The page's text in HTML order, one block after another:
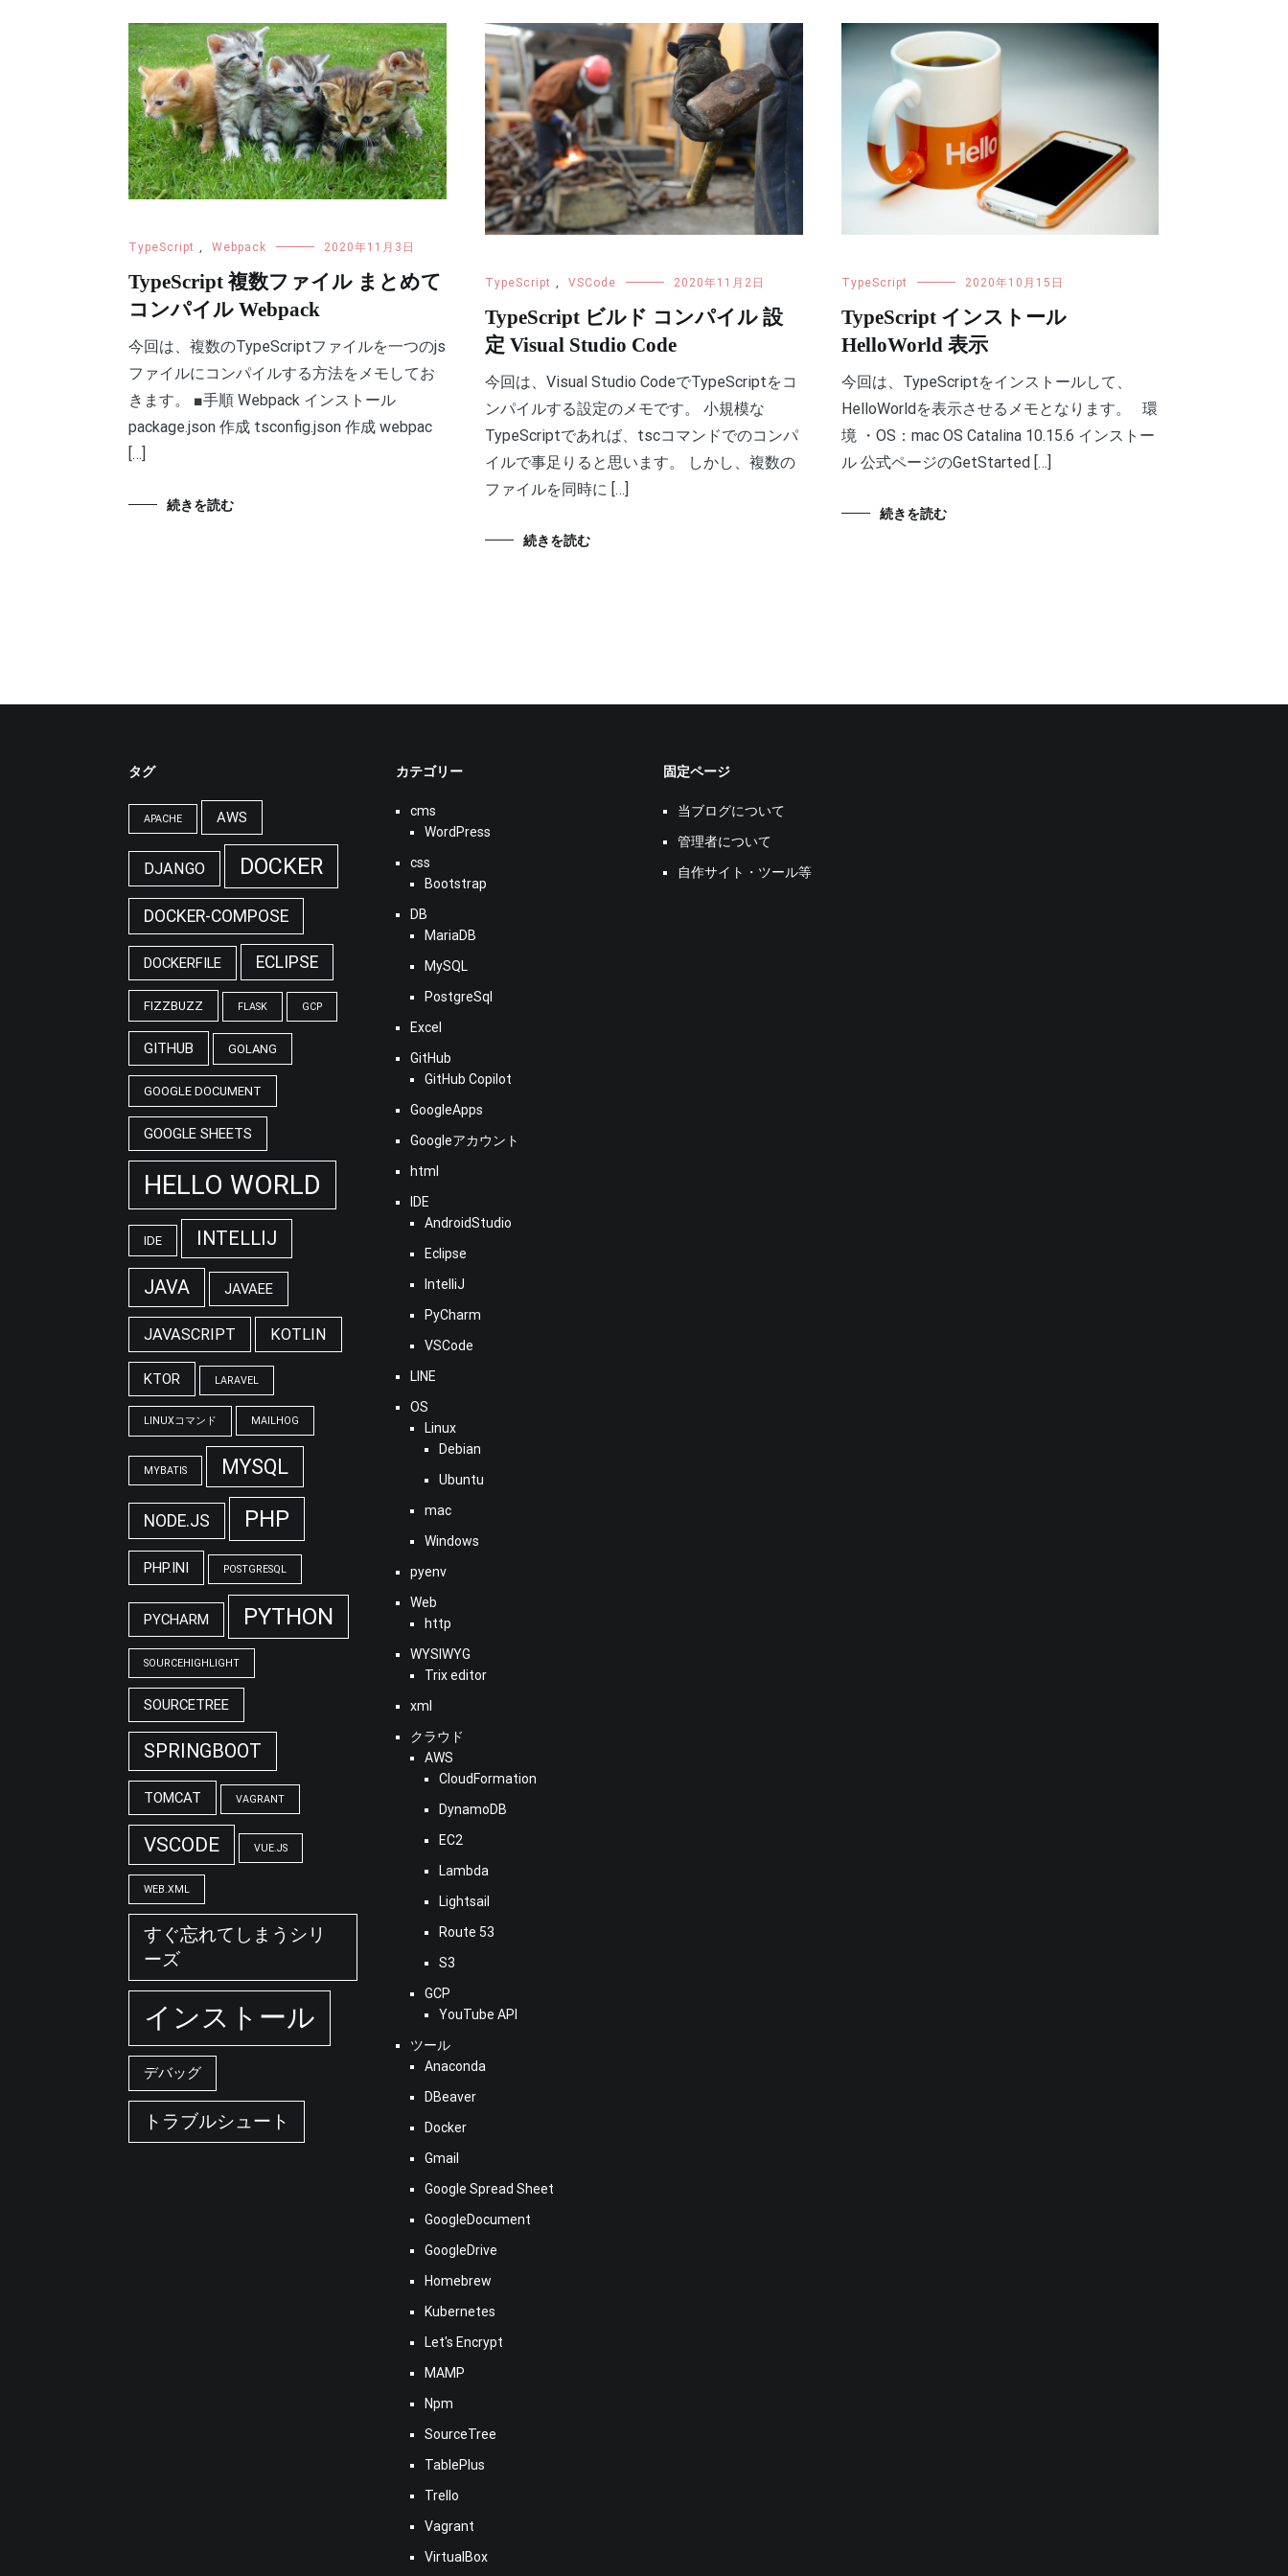
TypeScript , Webpack 2020年11月3日
TypeScript 複数ファイル まとめて
コンパイル Webpack
今回は、複数のTypeScriptファイルを一つのjs
ファイルにコンパイルする方法をメモしてお
きます。 ■手順 Webpack インストール
package.json 作成 tsconfig.json 作成 webpac
[…]
続きを読む
TypeScript VSCode 2020年11月2日
TypeScript ビルド コンパイル 設
定 Visual Studio Code
今回は、Visual Studio CodeでTypeScriptをコ
ンパイルする設定のメモです。 小規模な
TypeScriptであれば、tscコマンドでのコンパ
イルで事足りると思います。 しかし、複数の
ファイルを同時に […]
続きを読む
TypeScript 2020年10月15日
TypeScript インストール
HelloWorld 表示
今回は、TypeScriptをインストールして、
HelloWorldを表示させるメモとなります。 環
境 ・OS：mac OS Catalina 10.15.6 インストー
ル 公式ページのGetStarted […]
続きを読む
タグ
APACHE AWS
DJANGO DOCKER
DOCKER-COMPOSE
DOCKERFILE ECLIPSE
FIZZBUZZ FLASK GCP
GITHUB GOLANG
GOOGLE DOCUMENT
GOOGLE SHEETS
HELLO WORLD
IDE INTELLIJ
JAVA JAVAEE
JAVASCRIPT KOTLIN
KTOR LARAVEL
LINUXコマンド MAILHOG
MYBATIS MYSQL
NODE.JS PHP
PHP.INI POSTGRESQL
PYCHARM PYTHON
SOURCEHIGHLIGHT
SOURCETREE
SPRINGBOOT
TOMCAT VAGRANT
VSCODE VUE.JS
WEB.XML
すぐ忘れてしまうシリ
ーズ
インストール
デバッグ
トラブルシュート
カテゴリー
cms
WordPress
css
Bootstrap
DB
MariaDB
MySQL
PostgreSql
Excel
GitHub
GitHub Copilot
GoogleApps
Googleアカウント
html
IDE
AndroidStudio
Eclipse
IntelliJ
PyCharm
VSCode
LINE
OS
Linux
Debian
Ubuntu
mac
Windows
pyenv
Web
http
WYSIWYG
Trix editor
xml
クラウド
AWS
CloudFormation
DynamoDB
EC2
Lambda
Lightsail
Route 53
S3
GCP
YouTube API
ツール
Anaconda
DBeaver
Docker
Gmail
Google Spread Sheet
GoogleDocument
GoogleDrive
Homebrew
Kubernetes
Let's Encrypt
MAMP
Npm
SourceTree
TablePlus
Trello
Vagrant
VirtualBox
固定ページ
当ブログについて
管理者について
自作サイト・ツール等